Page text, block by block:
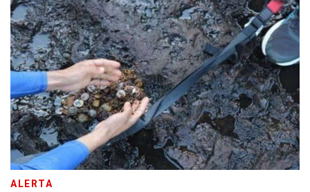
ALERTA